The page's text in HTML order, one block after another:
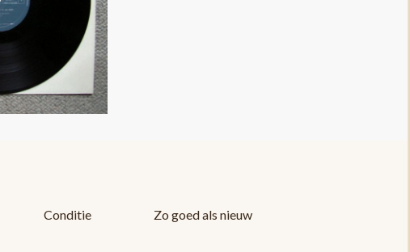
Conditie Zo goed als nieuw